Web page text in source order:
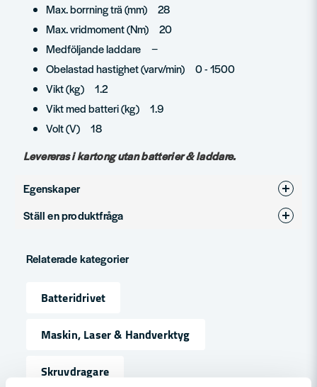
Max. borrning trä (mm) 28
Max. vridmoment (Nm) 20
Medföljande laddare −
Obelastad hastighet (varv/min) 0 - 1500
Vikt (kg) 1.2
Vikt med batteri (kg) 1.9
Volt (V) 18
Levereras i kartong utan batterier & laddare.
Egenskaper
Produkttyp
Ställ en produktfråga
Fråga oss något om denna produkten...
Namn
email
Relaterade kategorier
Batteridrivet
Maskin, Laser & Handverktyg
Skruvdragare